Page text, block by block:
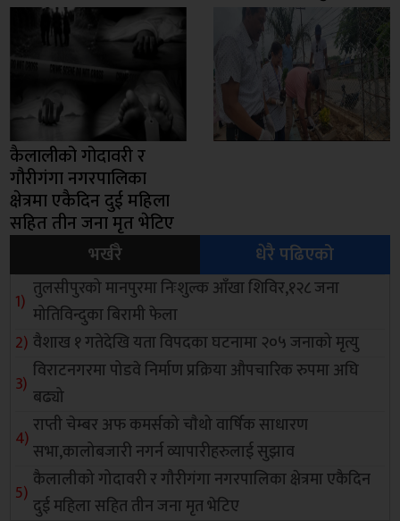
कैलालीको गोदावरी र
गौरीगंगा नगरपालिका
क्षेत्रमा एकैदिन दुई महिला
सहित तीन जना मृत भेटिए
भर्खरै
धेरै पढिएको
तुलसीपुरको मानपुरमा निःशुल्क आँखा शिविर,१२८ जना
मोतिविन्दुका बिरामी फेला
वैशाख १ गतेदेखि यता विपदका घटनामा २०५ जनाको मृत्यु
विराटनगरमा पोडवे निर्माण प्रक्रिया औपचारिक रुपमा अघि
बढ्यो
राप्ती चेम्बर अफ कमर्सको चाैथो वार्षिक साधारण
सभा,कालोबजारी नगर्न व्यापारीहरुलाई सुझाव
कैलालीको गोदावरी र गौरीगंगा नगरपालिका क्षेत्रमा एकैदिन
दुई महिला सहित तीन जना मृत भेटिए